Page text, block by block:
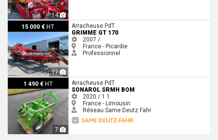
14
15 000 € HT
17
Grimme GT 170
Arracheuse PdT
GRIMME GT 170
2007 /
France - Picardie
Professionnel
1 490 € HT
7
Sonarol SRmH BOM
Arracheuse PdT
SONAROL SRMH BOM
2020 / 1 1
France - Limousin
Réseau Same Deutz Fahr